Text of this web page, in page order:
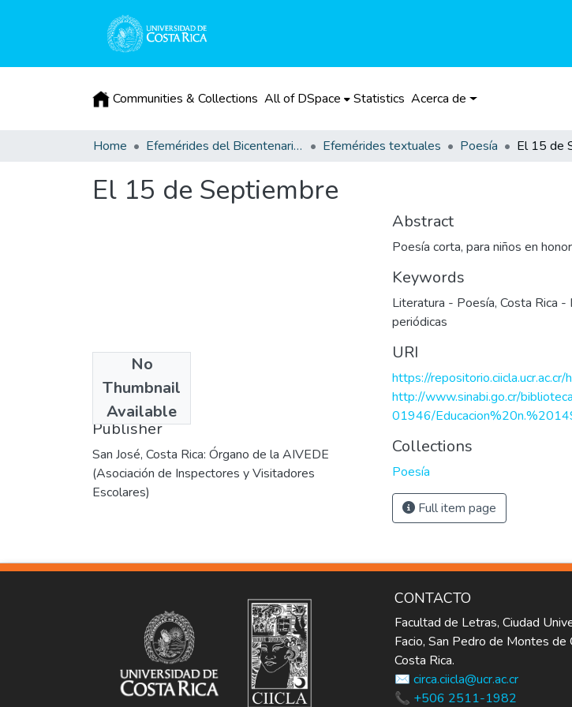
Communities & Collections All of DSpace Statistics Acerca de
Home Efemérides del Bicentenario de la Independencia de Costa Rica Efemérides textuales Poesía El 15 de
El 15 de Septiembre
No
Thumbnail
Available
1946-07
Publisher
San José, Costa Rica: Órgano de la AIVEDE
(Asociación de Inspectores y Visitadores
Escolares)
Abstract
Poesía corta, para niños en
Keywords
Literatura - Poesía, Costa Rica -
periódicas
URI
https://
http://www.sinabi.go.cr/
01946/
Collections
Poesía
Full item page
CONTACTO
Facultad de Letras, Ciudad
Facio, San Pedro de Montes de
Costa Rica.
✉️ circa.ciicla@ucr.ac.cr
📞 +506 2511-1982